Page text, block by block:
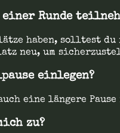
Runde
haben, solltest
neu, um
einlegen?
eine längere
zu?